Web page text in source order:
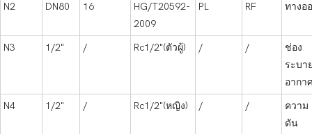
N2 DN80 16
HG/T20592-
2009
PL RF ทางอ
N3 1/2" / Rc1/2"(ตัวผู้) / /
ช่อง
ระบา
อากา
N4
1/2" / Rc1/2"(หญิง) / /
ความ
ดัน